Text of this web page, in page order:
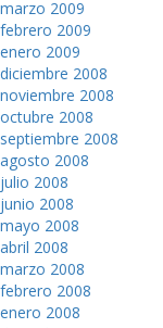
marzo 2009
febrero 2009
enero 2009
diciembre 2008
noviembre 2008
octubre 2008
septiembre 2008
agosto 2008
julio 2008
junio 2008
mayo 2008
abril 2008
marzo 2008
febrero 2008
enero 2008